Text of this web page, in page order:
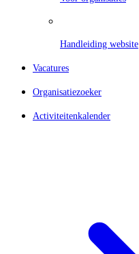
Handleiding website
Vacatures
Organisatiezoeker
Activiteitenkalender